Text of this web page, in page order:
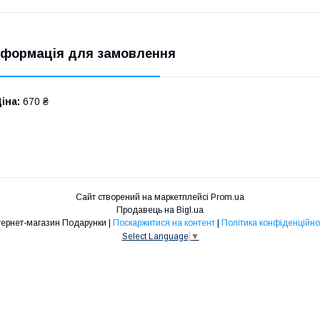
для замовлення
670 ₴
Сайт створений на маркетплейсі Prom.ua
Продавець на Bigl.ua
Інтернет-магазин Подарунки | Поскаржитися на контент | Політика
Select Language ▼